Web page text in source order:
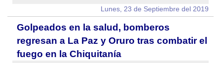
Lunes, 23 de Septiembre del 2019
Golpeados en la salud, bomberos
regresan a La Paz y Oruro tras combatir el
fuego en la Chiquitanía